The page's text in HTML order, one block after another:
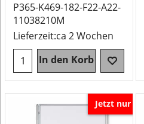
P365-K469-182-F22-A22-
11038210M
Lieferzeit:ca 2 Wochen
In den Korb
Jetzt nur